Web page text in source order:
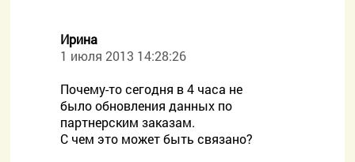
Ирина
1 июля 2013 14:28:26
Почему-то сегодня в 4 часа не
было обновления данных по
партнерским заказам.
С чем это может быть связано?